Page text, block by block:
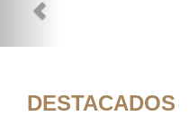
DESTACADOS